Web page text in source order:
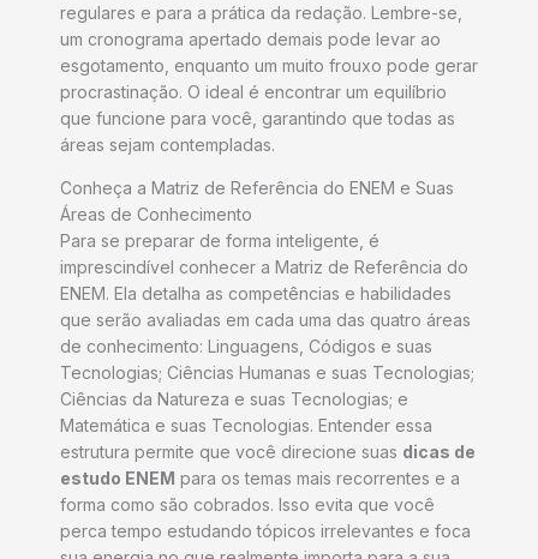
regulares e para a prática da redação. Lembre-se,
um cronograma apertado demais pode levar ao
esgotamento, enquanto um muito frouxo pode gerar
procrastinação. O ideal é encontrar um equilíbrio
que funcione para você, garantindo que todas as
áreas sejam contempladas.
Conheça a Matriz de Referência do ENEM e Suas
Áreas de Conhecimento
Para se preparar de forma inteligente, é
imprescindível conhecer a Matriz de Referência do
ENEM. Ela detalha as competências e habilidades
que serão avaliadas em cada uma das quatro áreas
de conhecimento: Linguagens, Códigos e suas
Tecnologias; Ciências Humanas e suas Tecnologias;
Ciências da Natureza e suas Tecnologias; e
Matemática e suas Tecnologias. Entender essa
estrutura permite que você direcione suas dicas de
estudo ENEM para os temas mais recorrentes e a
forma como são cobrados. Isso evita que você
perca tempo estudando tópicos irrelevantes e foca